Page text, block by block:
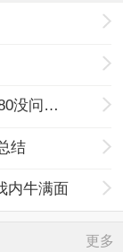
最强政治结构图！五天全部背熟！冲刺80没问题！
结
内牛满面
更多